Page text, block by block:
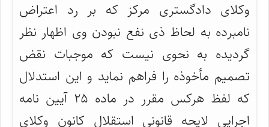
وکلای دادگستری مرکز که بر رد اعتراض
نامبرده به لحاظ ذی نفع نبودن وی اظهار نظر
گردیده به نحوی نیست که موجبات نقض
تصمیم مأخوذه را فراهم نماید و این استدلال
که لفظ هرکس مقرر در ماده ۲۵ آیین نامه
اجرایی لایحه قانونی استقلال کانون وکلای